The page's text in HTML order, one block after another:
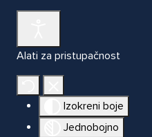
Alati za pristupačnost
Izokreni boje
Jednobojno